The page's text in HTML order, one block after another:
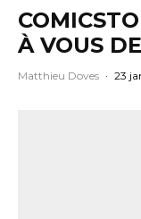
À VOUS
Matthieu Doves · 23